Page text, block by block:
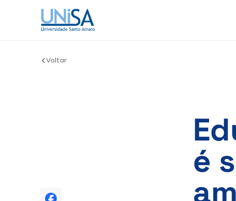
Voltar
é